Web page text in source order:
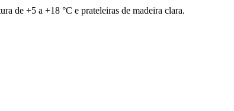
de +5 a +18 °C e prateleiras de madeira clara.